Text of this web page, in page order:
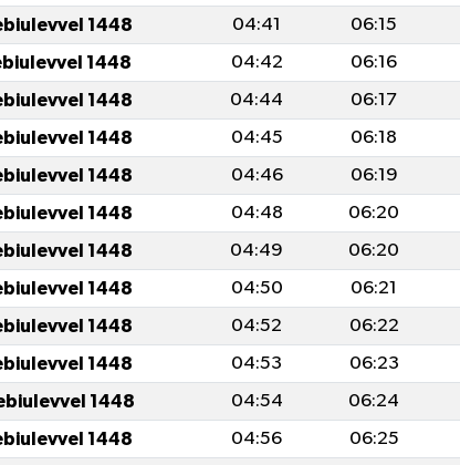
1448 04:41 06:15
1448 04:42 06:16
1448 04:44 06:17
1448 04:45 06:18
1448 04:46 06:19
1448 04:48 06:20
1448 04:49 06:20
1448 04:50 06:21
1448 04:52 06:22
1448 04:53 06:23
1448 04:54 06:24
1448 04:56 06:25